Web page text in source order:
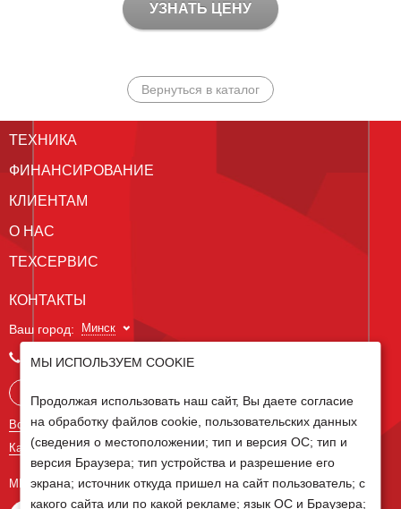
УЗНАТЬ ЦЕНУ
Вернуться в каталог
ТЕХНИКА
ФИНАНСИРОВАНИЕ
КЛИЕНТАМ
О НАС
ТЕХСЕРВИС
КОНТАКТЫ
Ваш город: Минск
+375 29 238 97 34
Все контакты
Карта сайта
МЫ В СОЦ СЕТЯХ
МЫ ИСПОЛЬЗУЕМ COOKIE
Продолжая использовать наш сайт, Вы даете согласие
на обработку файлов cookie, пользовательских данных
(сведения о местоположении; тип и версия ОС; тип и
версия Браузера; тип устройства и разрешение его
экрана; источник откуда пришел на сайт пользователь; с
какого сайта или по какой рекламе; язык ОС и Браузера;